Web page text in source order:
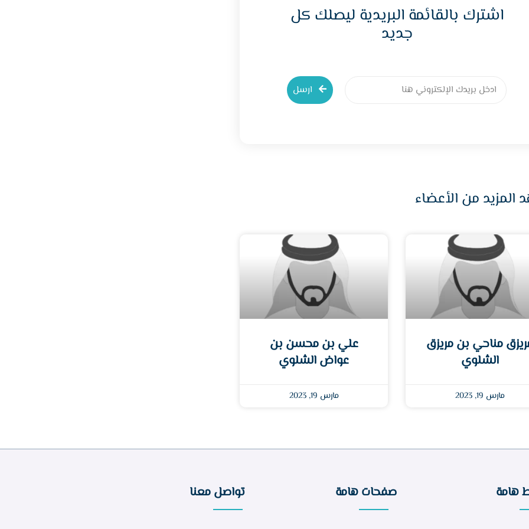
اشترك بالقائمة البريدية ليصلك كل
جديد
ارسل
المزيد من الأعضاء
مناحي بن مريزق
الشلوي
مارس 19, 2023
علي بن محسن بن
عواض الشلوي
مارس 19, 2023
هامة صفحات هامة تواصل معنا